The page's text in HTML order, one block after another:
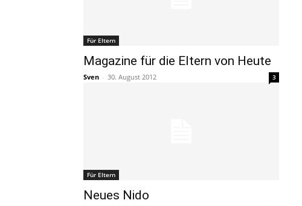
Für Eltern
Magazine für die Eltern von Heute
Sven - 30. August 2012 3
Für Eltern
Neues Nido